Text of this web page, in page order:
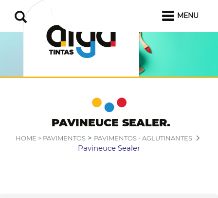
MENU
PAVINEUCE SEALER
HOME > PAVIMENTOS> PAVIMENTOS - AGLUTINANTES
Pavineuce Sealer